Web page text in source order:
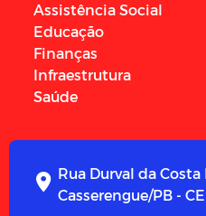
Assistência Social
Educação
Finanças
Infraestrutura
Saúde
Rua Durval da Costa
Casserengue/PB -